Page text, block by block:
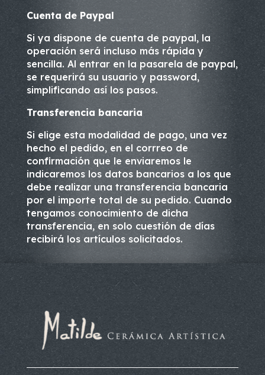
Cuenta de Paypal
Si ya dispone de cuenta de paypal, la
operación será incluso más rápida y
sencilla. Al entrar en la pasarela de paypal,
se requerirá su usuario y password,
simplificando así los pasos.
Transferencia bancaria
Si elige esta modalidad de pago, una vez
hecho el pedido, en el corrreo de
confirmación que le enviaremos le
indicaremos los datos bancarios a los que
debe realizar una transferencia bancaria
por el importe total de su pedido. Cuando
tengamos conocimiento de dicha
transferencia, en solo cuestión de días
recibirá los artículos solicitados.